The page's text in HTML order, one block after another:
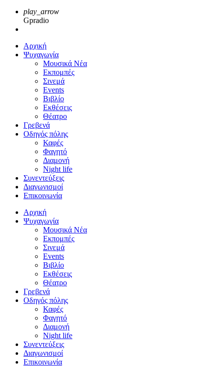
play_arrow
Gpradio
Αρχική
Ψυχαγωγία
Μουσικά Νέα
Εκπομπές
Σινεμά
Events
Βιβλίο
Εκθέσεις
Θέατρο
Γρεβενά
Οδηγός πόλης
Καφές
Φαγητό
Διαμονή
Night life
Συνεντεύξεις
Διαγωνισμοί
Επικοινωνία
Αρχική
Ψυχαγωγία
Μουσικά Νέα
Εκπομπές
Σινεμά
Events
Βιβλίο
Εκθέσεις
Θέατρο
Γρεβενά
Οδηγός πόλης
Καφές
Φαγητό
Διαμονή
Night life
Συνεντεύξεις
Διαγωνισμοί
Επικοινωνία